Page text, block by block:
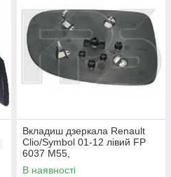
Вкладиш дзеркала Renault
Clio/Symbol 01-12 лівий FP
6037 M55,
В наявності